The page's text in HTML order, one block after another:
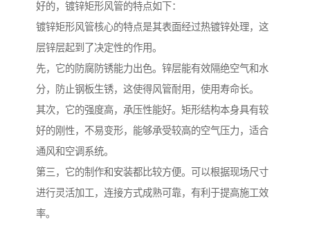
好的，镀锌矩形风管的特点如下：
镀锌矩形风管核心的特点是其表面经过热镀锌处理，这
层锌层起到了决定性的作用。
先，它的防腐防锈能力出色。锌层能有效隔绝空气和水
分，防止钢板生锈，这使得风管耐用，使用寿命长。
其次，它的强度高，承压性能好。矩形结构本身具有较
好的刚性，不易变形，能够承受较高的空气压力，适合
通风和空调系统。
第三，它的制作和安装都比较方便。可以根据现场尺寸
进行灵活加工，连接方式成熟可靠，有利于提高施工效
率。